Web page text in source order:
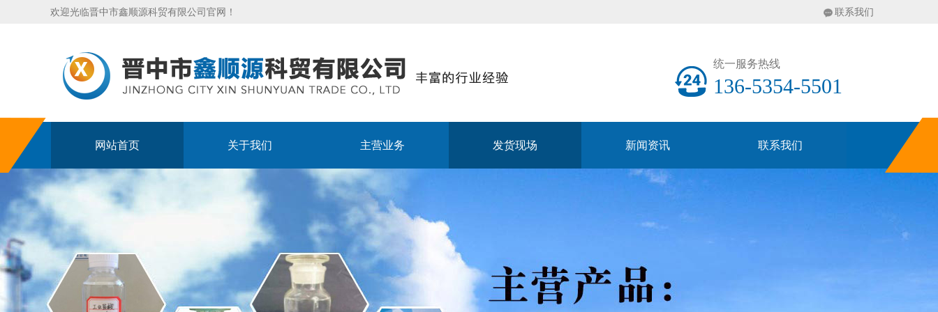
欢迎光临晋中市鑫顺源科贸有限公司官网！ 联系我们
统一服务热线
136-5354-5501
网站首页 关于我们 主营业务 发货现场 新闻资讯 联系我们